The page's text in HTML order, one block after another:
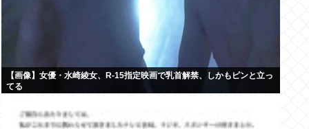
【画像】女優・水崎綾女、R-15指定映画で乳首解禁、しかもピンと立っ
てる